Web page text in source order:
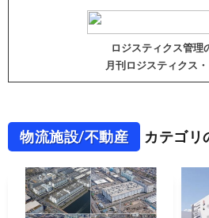
ロジスティクス管理
月刊ロジスティクス
物流施設/不動産 カテゴリ